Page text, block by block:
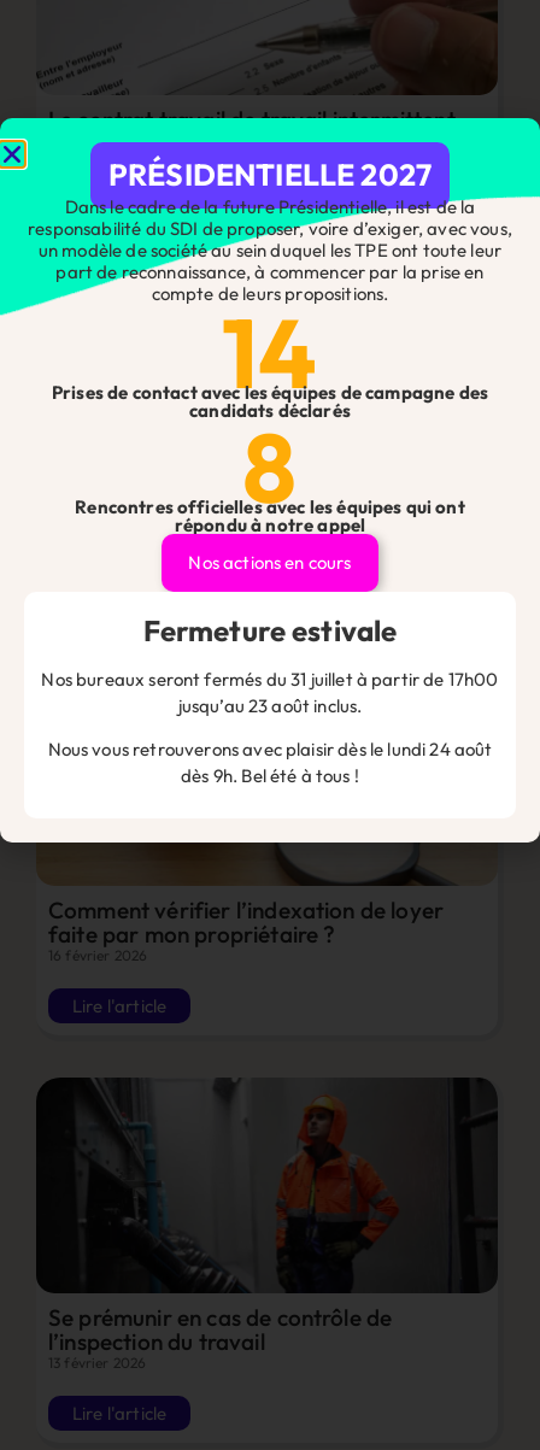
Le contrat travail de travail intermittent
16 mars 2026
Lire l'article
Rentabiliser la formation de vos salariés :
la clause dédit-formation
Lire l'article
Comment vérifier l’indexation de loyer
faite par mon propriétaire ?
16 février 2026
Lire l'article
Se prémunir en cas de contrôle de
l’inspection du travail
13 février 2026
Lire l'article
PRÉSIDENTIELLE 2027
Dans le cadre de la future Présidentielle, il est de la
responsabilité du SDI de proposer, voire d’exiger, avec vous,
un modèle de société au sein duquel les TPE ont toute leur
part de reconnaissance, à commencer par la prise en
compte de leurs propositions.
14
Prises de contact avec les équipes de campagne des
candidats déclarés
8
Rencontres officielles avec les équipes qui ont
répondu à notre appel
Nos actions en cours
Fermeture estivale
Nos bureaux seront fermés du 31 juillet à partir de 17h00
jusqu’au 23 août inclus.
Nous vous retrouverons avec plaisir dès le lundi 24 août
dès 9h. Bel été à tous !